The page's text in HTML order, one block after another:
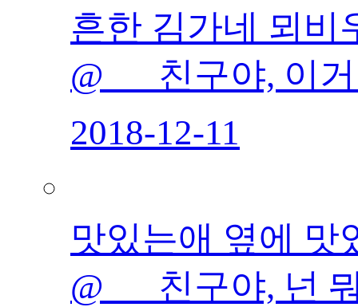
흔한 김가네 뫼비
@___친구야, 이
2018-12-11
맛있는애 옆에 맛
@___친구야, 넌